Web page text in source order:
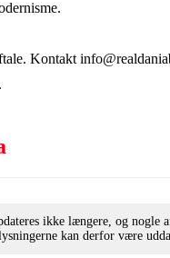
Kontakt
ikke længere, og nogle
kan derfor være